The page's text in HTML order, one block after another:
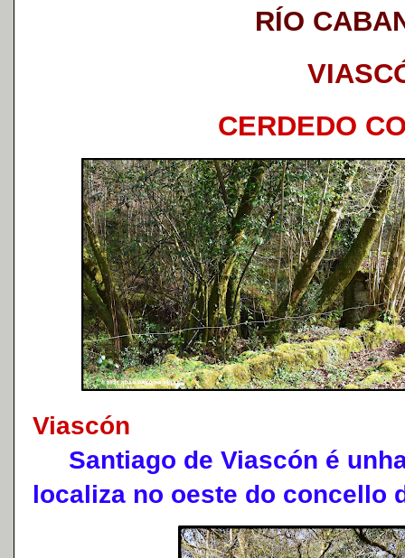
RÍO
CERDEDO
Viascón
Santiago de Viascón é
localiza no oeste do concello